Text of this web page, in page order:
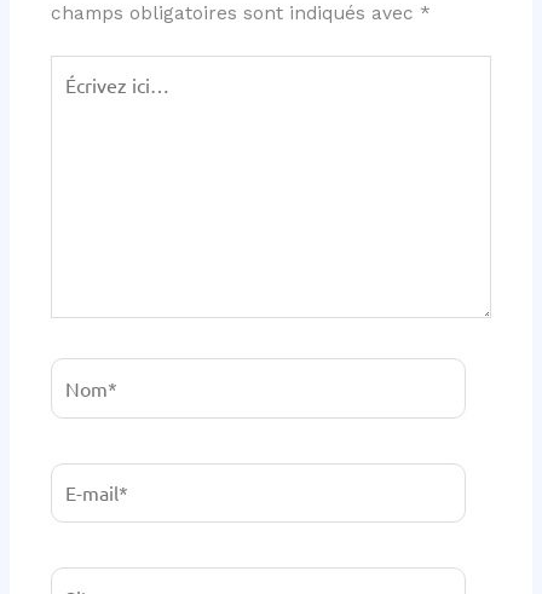
champs obligatoires sont indiqués avec *
Écrivez
ici…
Nom*
E-
mail*
Site